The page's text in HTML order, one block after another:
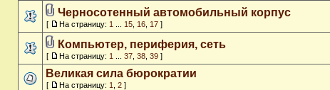
Черносотенный автомобильный корпус
[ На страницу: 1 15 16 17 ]
Компьютер, периферия, сеть
[ На страницу: 1 37 38 39 ]
Великая сила бюрократии
[ На страницу: 1 2 ]